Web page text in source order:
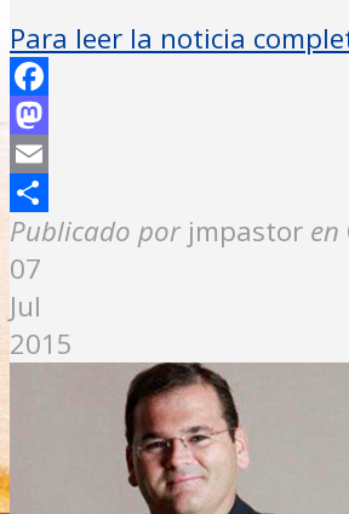
Para leer la noticia
Facebook
Mastodon
Email
Compartir
Publicado por jmpastor en
07
Jul
2015